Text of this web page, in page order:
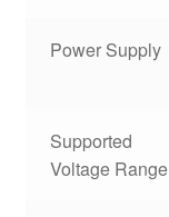
Power Supply
Supported
Voltage Range